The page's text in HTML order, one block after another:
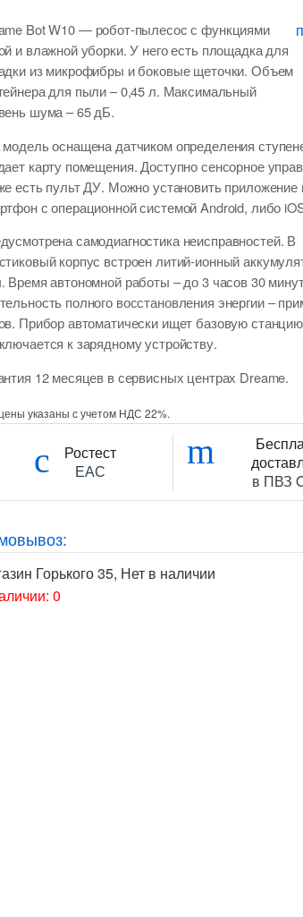
Bot W10— робот-пылесос с функциями
и влажной уборки. У него есть площадка для
из микрофибры и боковые щеточки. Объем
для пыли – 0,45 л. Максимальный
шума – 65 дБ.
оснащена датчиком определения
карту помещения. Доступно сенсорное
есть пульт ДУ. Можно установить приложение
с операционной системой Android, либо
самодиагностика неисправностей. В
корпус встроен литий-ионный
Время автономной работы – до 3 часов 30
полного восстановления энергии –
Прибор автоматически ищет базовую
к зарядному устройству.
12 месяцев в сервисных центрах Dreame.
указаны с учетом НДС 22%.
Ростест
ЕАС
в ПВЗ
Горького 35, Нет в наличии
0